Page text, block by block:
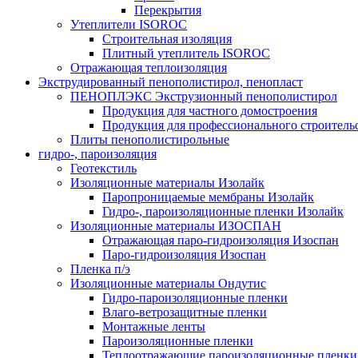
Перекрытия
Утеплители ISOROC
Строительная изоляция
Плитный утеплитель ISOROC
Отражающая теплоизоляция
Экструдированный пенополистирол, пенопласт
ПЕНОПЛЭКС Экструзионный пенополистирол
Продукция для частного домостроения
Продукция для профессионального
Плиты пенополистирольные
гидро-, пароизоляция
Геотекстиль
Изоляционные материалы Изолайк
Паропроницаемые мембраны Изолайк
Гидро-, пароизоляционные пленки Изолайк
Изоляционные материалы ИЗОСПАН
Отражающая паро-гидроизоляция Изоспан
Паро-гидроизоляция Изоспан
Пленка п/э
Изоляционные материалы Ондутис
Гидро-пароизоляционные пленки
Влаго-ветрозащитные пленки
Монтажные ленты
Пароизоляционные пленки
Теплоотражающие пароизоляционные пленки